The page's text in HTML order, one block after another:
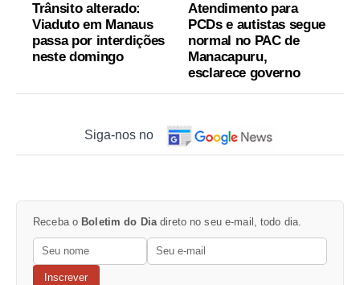
Trânsito alterado:
Viaduto em Manaus
passa por interdições
neste domingo
Atendimento para
PCDs e autistas segue
normal no PAC de
Manacapuru,
esclarece governo
Siga-nos no
Receba o Boletim do Diadireto no seu e-mail, todo dia.
Inscrever